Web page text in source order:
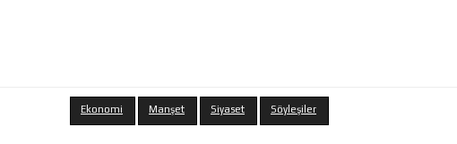
Ekonomi Manşet Siyaset Söyleşiler